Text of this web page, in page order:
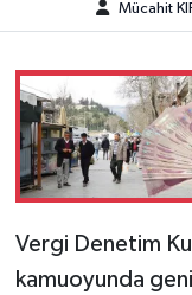
Mücahit
Vergi Denetim
kamuoyunda